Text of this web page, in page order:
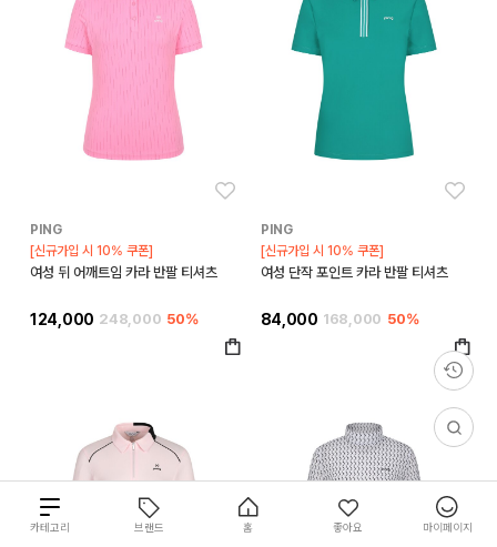
PING
[신규가입 시 10% 쿠폰]
여성 뒤 어깨트임 카라 반팔 티셔츠
124,000 248,000 50%
PING
[신규가입 시 10% 쿠폰]
여성 단작 포인트 카라 반팔 티셔츠
84,000 168,000 50%
카테고리 브랜드 홈 좋아요 마이페이지